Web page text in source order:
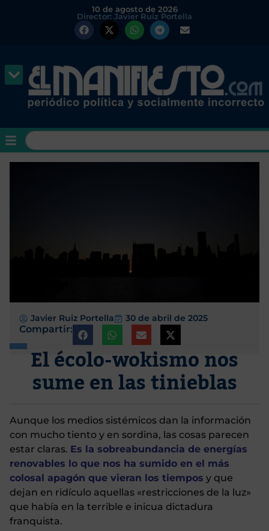
10 de agosto de 2026
Director: Javier Ruiz Portella
Javier Ruiz Portella 30 de abril de 2025
Compartir:
El écolo-wokismo nos
sume en las tinieblas
Aunque los medios sistémicos dan la información
con mucho tiento y en sordina, las cosas parecen
estar claras. Es la sobreabundancia de energías
renovables lo que nos ha sumido en el más
colosal apagón que vieran los tiempos y que
dejan en ridículo aquellas «restricciones de la luz»
que había en la terrible e inicua dictadura
franquista.